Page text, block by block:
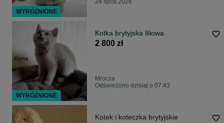
24 lipca 2026
Kotka brytyjska liliowa
2 800 zł
Mrocza
Odświeżono dzisiaj o 07:43
Kotek i koteczka brytyjskie
WYRÓŻNIONE
WYRÓŻNIONE